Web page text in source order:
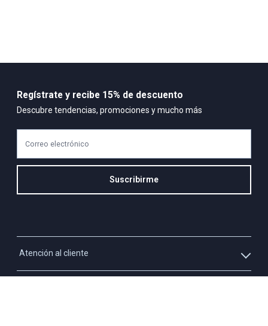
Atención al cliente
Regístrate y recibe 15% de descuento
Descubre tendencias, promociones y mucho más
Correo electrónico
Suscribirme